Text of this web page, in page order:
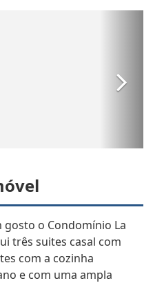
o Condomínio La
três suites casal com
com a cozinha
e com uma ampla